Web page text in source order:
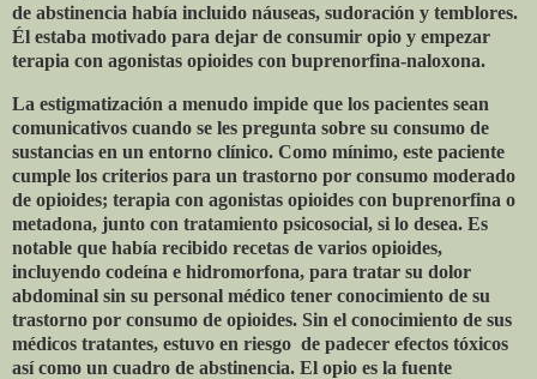
de abstinencia había incluido náuseas, sudoración y temblores.
Él estaba motivado para dejar de consumir opio y empezar
terapia con agonistas opioides con buprenorfina-naloxona.
La estigmatización a menudo impide que los pacientes sean
comunicativos cuando se les pregunta sobre su consumo de
sustancias en un entorno clínico. Como mínimo, este paciente
cumple los criterios para un trastorno por consumo moderado
de opioides; terapia con agonistas opioides con buprenorfina o
metadona, junto con tratamiento psicosocial, si lo desea. Es
notable que había recibido recetas de varios opioides,
incluyendo codeína e hidromorfona, para tratar su dolor
abdominal sin su personal médico tener conocimiento de su
trastorno por consumo de opioides. Sin el conocimiento de sus
médicos tratantes, estuvo en riesgo de padecer efectos tóxicos
así como un cuadro de abstinencia. El opio es la fuente